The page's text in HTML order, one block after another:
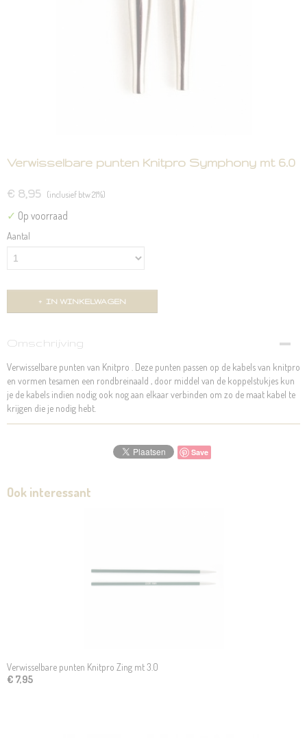
Verwisselbare punten Knitpro Symphony mt 6.0
€ 8,95 (inclusief btw 21%)
✓ Op voorraad
Aantal
IN WINKELWAGEN
Omschrijving
Verwisselbare punten van Knitpro . Deze punten passen op de kabels van knitpro
en vormen tesamen een rondbreinaald , door middel van de koppelstukjes kun
je de kabels indien nodig ook nog aan elkaar verbinden om zo de maat kabel te
krijgen die je nodig hebt.
Save
Ook interessant
Verwisselbare punten Knitpro Zing mt 3.0
€ 7,95